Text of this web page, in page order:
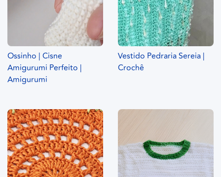
Ossinho | Cisne
Amigurumi Perfeito |
Amigurumi
Vestido Pedraria Sereia |
Crochê